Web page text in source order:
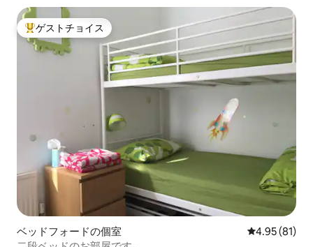
大好評のゲストチョイスです。
ゲストチョイス
ベッドフォードの個室 レビュー81
4.95 (81)